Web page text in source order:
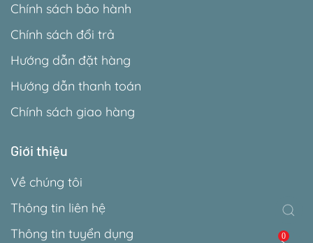
Chính sách bảo hành
Chính sách đổi trả
Hướng dẫn đặt hàng
Hướng dẫn thanh toán
Chính sách giao hàng
Giới thiệu
Về chúng tôi
Thông tin liên hệ
Thông tin tuyển dụng
0